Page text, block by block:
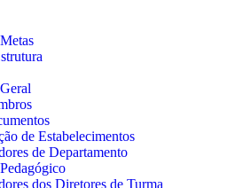
de Estabelecimentos
de Departamento
dos Diretores de Turma